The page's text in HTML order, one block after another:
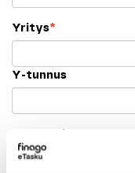
Yritys*
Y-tunnus
Katuosoite